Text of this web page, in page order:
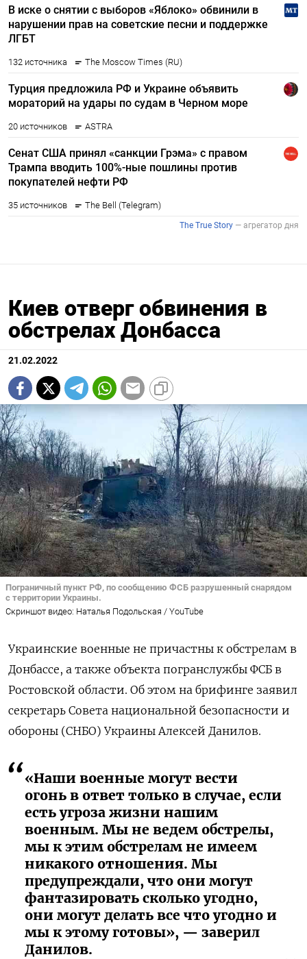
Киев отверг обвинения в
обстрелах Донбасса
21.02.2022
Пограничный пункт РФ, по сообщению ФСБ разрушенный снарядом
с территории Украины.
Скриншот видео: Наталья Подольская / YouTube
Украинские военные не причастны к обстрелам в
Донбассе, а также объекта погранслужбы ФСБ в
Ростовской области. Об этом на брифинге заявил
секретарь Совета национальной безопасности и
обороны (СНБО) Украины Алексей Данилов.
«Наши военные могут вести
огонь в ответ только в случае, если
есть угроза жизни нашим
военным. Мы не ведем обстрелы,
мы к этим обстрелам не имеем
никакого отношения. Мы
предупреждали, что они могут
фантазировать сколько угодно,
они могут делать все что угодно и
мы к этому готовы», — заверил
Данилов.